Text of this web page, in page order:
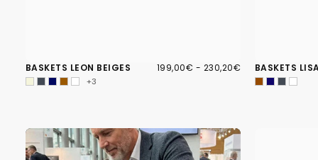
BASKETS LEON BEIGES 199,00€
PRIX
199,00€ - PRIX
230,20€
+3
BASKETS